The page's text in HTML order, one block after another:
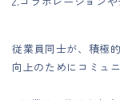
従業員同士が、積極
向上のためにコミュ